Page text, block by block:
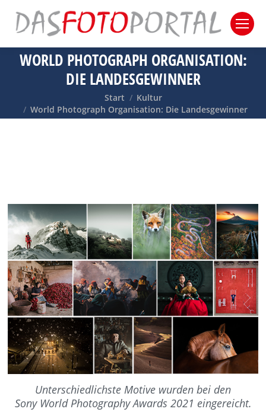
WORLD PHOTOGRAPH ORGANISATION:
DIE LANDESGEWINNER
Sie befinden sich hier:
Start
Kultur
World Photograph Organisation: Die Landesgewinner
Unterschiedlichste Motive wurden bei den
Sony World Photography Awards 2021 eingereicht.